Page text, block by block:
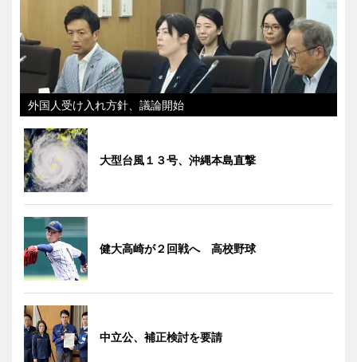
外国人受け入れ方針、議論開始
大型台風１３号、沖縄本島直撃
健大高崎が２回戦へ 高校野球
中立公、補正検討を要請